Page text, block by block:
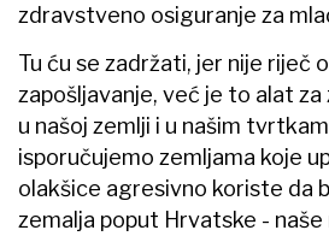
zdravstveno osiguranje za
Tu ću se zadržati, jer nije riječ
zapošljavanje, već je to alat za
u našoj zemlji i u našim
isporučujemo zemljama koje
olakšice agresivno koriste da
zemalja poput Hrvatske - naše